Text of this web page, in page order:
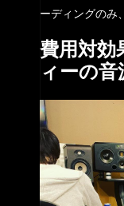
ーディングのみ
費用対効
ィーの音